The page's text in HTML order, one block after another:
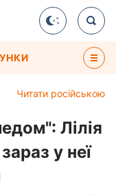
Читати російською
Лілія
у неї